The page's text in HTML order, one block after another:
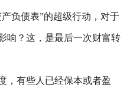
负债表”的超级行动，对于
响？这，是最后一次财富转
，有些人已经保本或者盈